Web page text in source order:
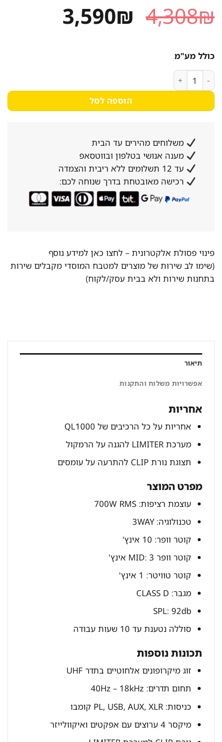
4,308₪ המחיר
המקורי
3,590₪ המחיר
כולל מע"מ
כמות של בידורית ניידת QL-MILANO QL-1000 700W כולל כיוון טונציה - קונקטור
הוספה לסל
משלוחים מהירים עד הבית
מענה אנושי בטלפון ובווטסאפ
עד 12 תשלומים ללא ריבית והצמדה
רכישה מאובטחת בדרך שנוחה לכם:
פינוי פסולת אלקטרונית –לחצו כאן למידע נוסף
(שימו לב שירות של מוצרים למטבח המוסדי מקבלים שירות
בתחנות שירות ולא בבית עסק/לקוח)
תיאור
אפשרויות משלוח והתקנות
אחריות
אחריות על כל הרכיבים של QL1000
מערכת LIMITER להגנה על הרמקול
תצוגת נורת CLIP להתרעה על עומסים
מפרט המוצר
עוצמת רציפות: 700W RMS
טכנולוגיה: 3WAY
קוטר וופר: 10 אינץ'
קוטר וופר MID: 3 אינץ'
קוטר טוויטר: 1 אינץ'
מגבר: CLASS D
SPL: 92db
סוללה נטענת עד 10 שעות עבודה
תכונות נוספות
זוג מיקרופונים אלחוטיים בתדר UHF
תחום תדרים: 40Hz – 18kHz
כניסות: PL, USB, AUX, XLR קומבו
מיקסר 4 ערוצים עם אפקטים ואיקוולייזר